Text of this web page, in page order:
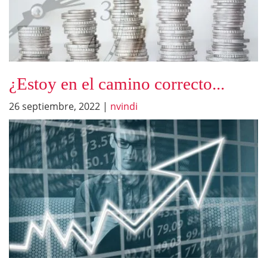
¿Estoy en el camino correcto...
26 septiembre, 2022 | nvindi